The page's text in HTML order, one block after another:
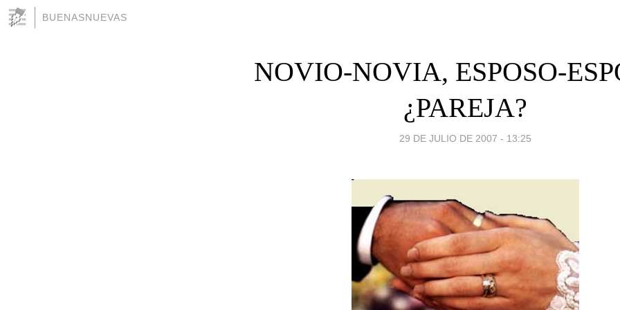
BUENASNUEVAS
NOVIO-NOVIA, ESPOSO-
¿PAREJA?
29 DE JULIO DE 2007 - 13:25